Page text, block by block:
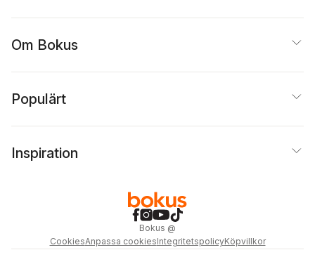
Om Bokus
Populärt
Inspiration
Bokus @
CookiesAnpassa cookiesIntegritetspolicyKöpvillkor